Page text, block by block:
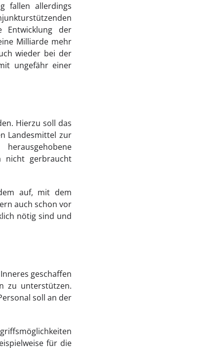
fallen allerdings
Entwicklung der
Milliarde mehr
wieder bei der
ungefähr einer
Hierzu soll das
Landesmittel zur
nicht gerbraucht
auf, mit dem
auch schon vor
nötig sind und
geschaffen
zu unterstützen.
soll an der
für die